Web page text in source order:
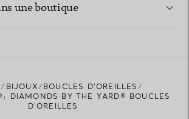
une boutique
LA PLUS PROCHE
BIJOUX
BOUCLES D’OREILLES
DIAMONDS BY THE YARD® BOUCLES
D'OREILLES